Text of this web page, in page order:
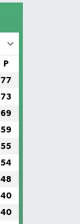
P
77
73
69
59
55
54
48
40
40